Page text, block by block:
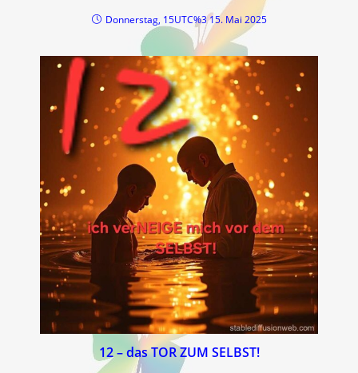
Donnerstag, 15UTC%3 15. Mai 2025
12 – das TOR ZUM SELBST!